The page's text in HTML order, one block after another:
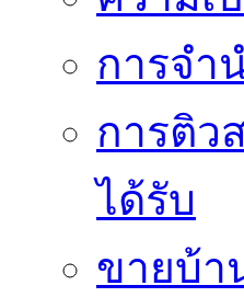
การจำ
การติว
ได้รับ
ขายบ้า